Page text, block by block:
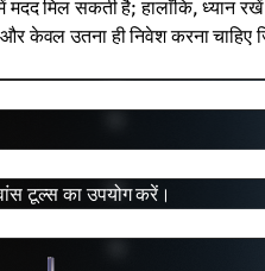
मदद मिल सकती है; हालाँकि, ध्यान
केवल उतना ही निवेश करना
टूल्स का उपयोग करें।